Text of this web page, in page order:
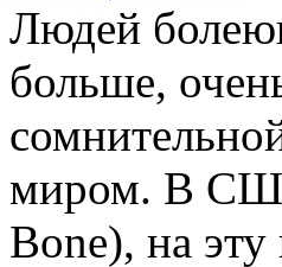
Людей
больше,
миром. В
Bone), на